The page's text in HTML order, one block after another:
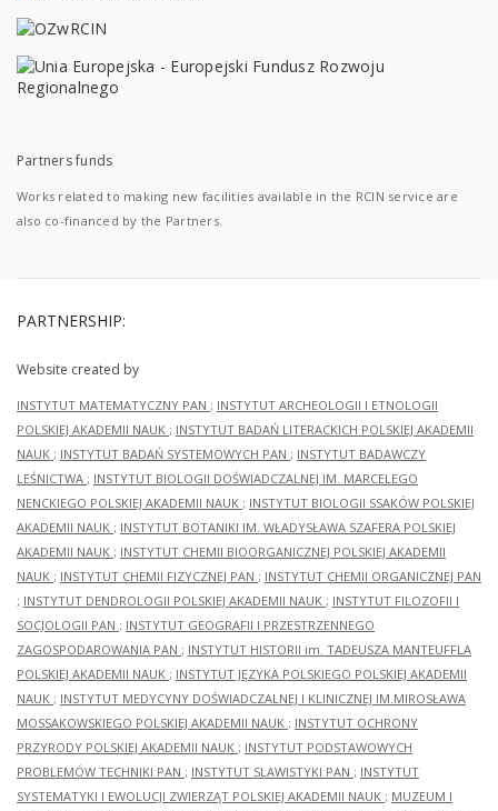
Partners funds
Works related to making new facilities available in the RCIN service are
also co-financed by the Partners.
PARTNERSHIP:
Website created by
INSTYTUT MATEMATYCZNY PAN ; INSTYTUT ARCHEOLOGII I ETNOLOGII
POLSKIEJ AKADEMII NAUK ; INSTYTUT BADAŃ LITERACKICH POLSKIEJ AKADEMII
NAUK ; INSTYTUT BADAŃ SYSTEMOWYCH PAN ; INSTYTUT BADAWCZY
LEŚNICTWA ; INSTYTUT BIOLOGII DOŚWIADCZALNEJ IM. MARCELEGO
NENCKIEGO POLSKIEJ AKADEMII NAUK ; INSTYTUT BIOLOGII SSAKÓW POLSKIEJ
AKADEMII NAUK ; INSTYTUT BOTANIKI IM. WŁADYSŁAWA SZAFERA POLSKIEJ
AKADEMII NAUK ; INSTYTUT CHEMII BIOORGANICZNEJ POLSKIEJ AKADEMII
NAUK ; INSTYTUT CHEMII FIZYCZNEJ PAN ; INSTYTUT CHEMII ORGANICZNEJ PAN
; INSTYTUT DENDROLOGII POLSKIEJ AKADEMII NAUK ; INSTYTUT FILOZOFII I
SOCJOLOGII PAN ; INSTYTUT GEOGRAFII I PRZESTRZENNEGO
ZAGOSPODAROWANIA PAN ; INSTYTUT HISTORII im. TADEUSZA MANTEUFFLA
POLSKIEJ AKADEMII NAUK ; INSTYTUT JĘZYKA POLSKIEGO POLSKIEJ AKADEMII
NAUK ; INSTYTUT MEDYCYNY DOŚWIADCZALNEJ I KLINICZNEJ IM.MIROSŁAWA
MOSSAKOWSKIEGO POLSKIEJ AKADEMII NAUK ; INSTYTUT OCHRONY
PRZYRODY POLSKIEJ AKADEMII NAUK ; INSTYTUT PODSTAWOWYCH
PROBLEMÓW TECHNIKI PAN ; INSTYTUT SLAWISTYKI PAN ; INSTYTUT
SYSTEMATYKI I EWOLUCJI ZWIERZĄT POLSKIEJ AKADEMII NAUK ; MUZEUM I